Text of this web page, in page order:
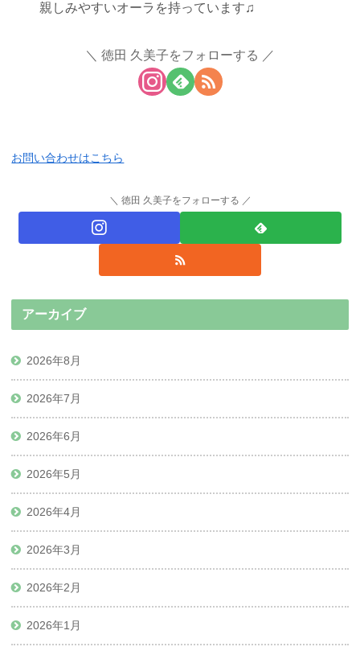
親しみやすいオーラを持っています♫
徳田 久美子をフォローする
お問い合わせはこちら
徳田 久美子をフォローする
アーカイブ
2026年8月
2026年7月
2026年6月
2026年5月
2026年4月
2026年3月
2026年2月
2026年1月